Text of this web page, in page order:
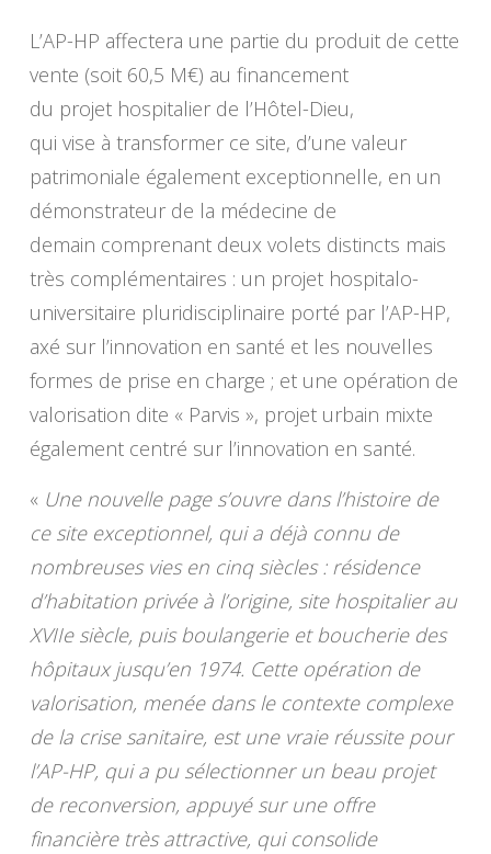
L’AP-HP affectera une partie du produit de cette
vente (soit 60,5 M€) au financement
du projet hospitalier de l’Hôtel-Dieu,
qui vise à transformer ce site, d’une valeur
patrimoniale également exceptionnelle, en un
démonstrateur de la médecine de
demain comprenant deux volets distincts mais
très complémentaires : un projet hospitalo-
universitaire pluridisciplinaire porté par l’AP-HP,
axé sur l’innovation en santé et les nouvelles
formes de prise en charge ; et une opération de
valorisation dite « Parvis », projet urbain mixte
également centré sur l’innovation en santé.
« Une nouvelle page s’ouvre dans l’histoire de
ce site exceptionnel, qui a déjà connu de
nombreuses vies en cinq siècles : résidence
d’habitation privée à l’origine, site hospitalier au
XVIIe siècle, puis boulangerie et boucherie des
hôpitaux jusqu’en 1974. Cette opération de
valorisation, menée dans le contexte complexe
de la crise sanitaire, est une vraie réussite pour
l’AP-HP, qui a pu sélectionner un beau projet
de reconversion, appuyé sur une offre
financière très attractive, qui consolide